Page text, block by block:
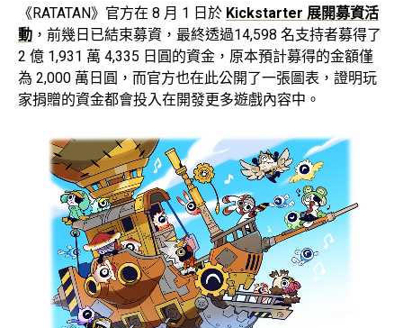
《RATATAN》官方在 8 月 1 日於 Kickstarter 展開募資活
動 ，前幾日已結束募資，最終透過14,598 名支持者募得了
2 億 1,931 萬 4,335 日圓的資金，原本預計募得的金額僅
為 2,000 萬日圓，而官方也在此公開了一張圖表，證明玩
家捐贈的資金都會投入在開發更多遊戲內容中。